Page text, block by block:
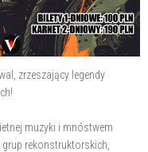
zrzeszający legendy
muzyki i mnóstwem
rekonstruktorskich,